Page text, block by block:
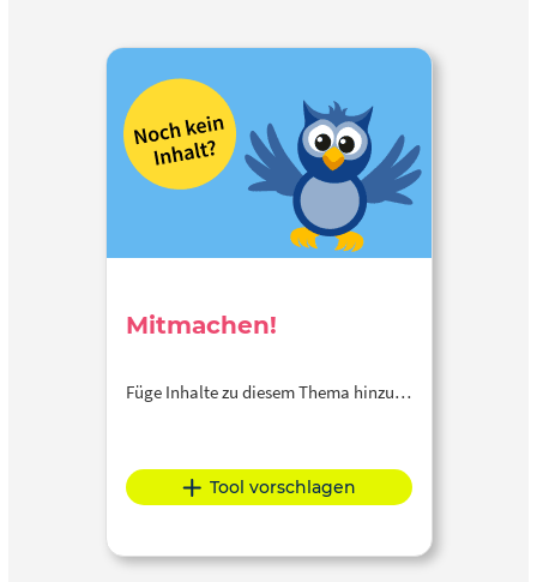
Mitmachen!
Füge Inhalte zu diesem Thema hinzu…
Tool vorschlagen